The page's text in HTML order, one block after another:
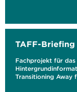
TAFF-Briefing
Fachprojekt für das
Transitioning Away